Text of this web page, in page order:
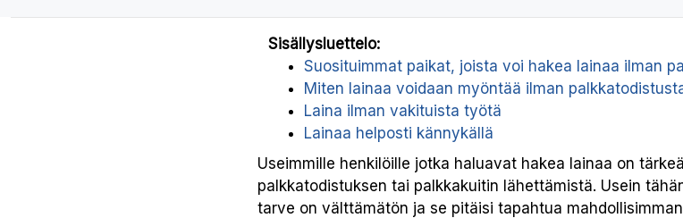
Sisällysluettelo:
Suosituimmat paikat, joista voi hakea lainaa ilman
Miten lainaa voidaan myöntää ilman
Laina ilman vakituista työtä
Lainaa helposti kännykällä
Useimmille henkilöille jotka haluavat hakea lainaa on
palkkatodistuksen tai palkkakuitin lähettämistä. Usein
tarve on välttämätön ja se pitäisi tapahtua